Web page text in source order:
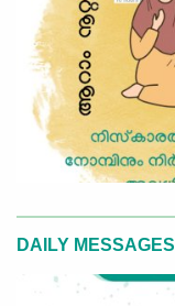
DAILY MESSAGES